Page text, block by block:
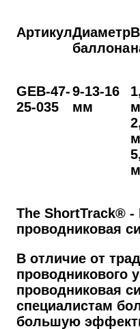
АртикулДиаметр
баллона
GEB-47-
25-035
9-13-16
мм
The ShortTrack® -
проводниковая
В отличие от
проводникового
проводниковая
специалистам
большую